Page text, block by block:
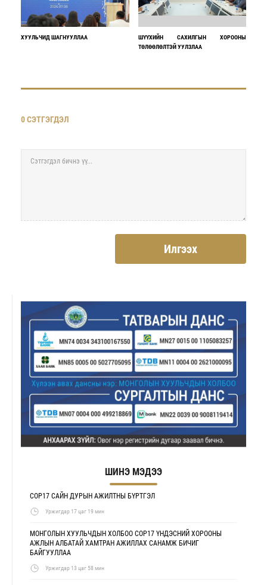
ХУУЛЬЧИД ШАГНУУЛЛАА
ШҮҮХИЙН САХИЛГЫН ХОРООНЫ
ТӨЛӨӨЛӨЛТЭЙ УУЛЗЛАА
0 СЭТГЭГДЭЛ
Илгээх
ШИНЭ МЭДЭЭ
COP17 САЙН ДУРЫН АЖИЛТНЫ БҮРТГЭЛ
Уржигдар 17 цаг 19 мин
МОНГОЛЫН ХУУЛЬЧДЫН ХОЛБОО COP17 ҮНДЭСНИЙ ХОРООНЫ
АЖЛЫН АЛБАТАЙ ХАМТРАН АЖИЛЛАХ САНАМЖ БИЧИГ
БАЙГУУЛЛАА
Уржигдар 13 цаг 58 мин